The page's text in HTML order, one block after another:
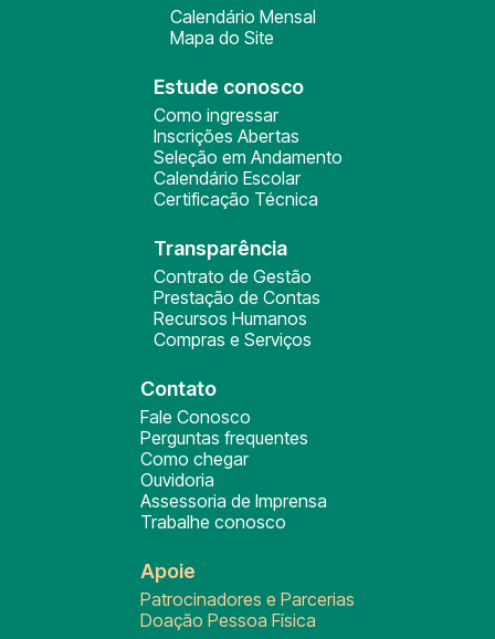
Calendário Mensal
Mapa do Site
Estude conosco
Como ingressar
Inscrições Abertas
Seleção em Andamento
Calendário Escolar
Certificação Técnica
Transparência
Contrato de Gestão
Prestação de Contas
Recursos Humanos
Compras e Serviços
Contato
Fale Conosco
Perguntas frequentes
Como chegar
Ouvidoria
Assessoria de Imprensa
Trabalhe conosco
Apoie
Patrocinadores e Parcerias
Doação Pessoa Física